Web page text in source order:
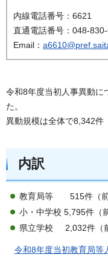
内線電話番号：6621
直通電話番号：048-
Email：
令和8年度当初人事異動に
た。
異動規模は全体で8,342件
内訳
教育局等 515件（前
小・中学校 5,795件（
県立学校 2,032件（
令和8年度当初教育局等